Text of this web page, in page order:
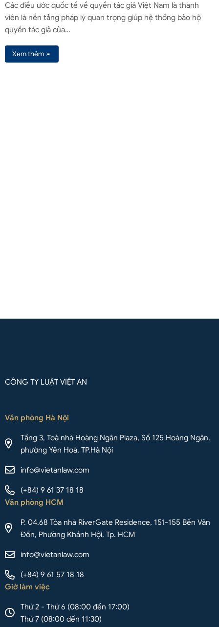
Các điều ước quốc tế về quyền tác giả Việt Nam là thành
viên là nền tảng pháp lý quan trọng giúp hệ thống bảo hộ
quyền tác giả của…
Xem thêm ➢
CÔNG TY LUẬT VIỆT AN
Văn phòng Hà Nội
Tầng 3, Toà nhà Hoàng Ngân Plaza, Số 125 Hoàng Ngân,
phường Yên Hoà, TP.Hà Nội
info@vietanlaw.com
(+84) 9 61 37 18 18
Văn phòng HCM
P. 04.68 Tòa nhà RiverGate Residence, 151-155 Bến Vân
Đồn, Phường Khánh Hội, Tp. HCM
info@vietanlaw.com
(+84) 9 61 57 18 18
Giờ làm việc
Thứ 2 - Thứ 6 (08:00 đến 17:00)
Thứ 7 (08:00 đến 11:30)